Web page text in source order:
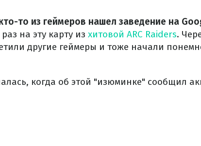
то из геймеров нашел заведение на
на эту карту из хитовой ARC Raiders.
другие геймеры и тоже начали
когда об этой "изюминке" сообщил